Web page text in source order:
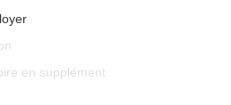
en supplément